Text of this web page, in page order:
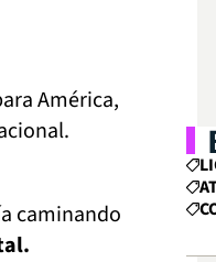
América,
caminando